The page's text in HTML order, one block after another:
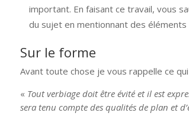
important. En faisant ce travail, vous
du sujet en mentionnant des
Sur le forme
Avant toute chose je vous rappelle ce
« Tout verbiage doit être évité et il est
sera tenu compte des qualités de plan et